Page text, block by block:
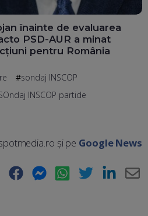
înainte de evaluarea
PSD-AUR a minat
pentru România
sondaj INSCOP
INSCOP partide
și pe Google News
Facebook Messenger WhatsApp Twitter LinkedIn